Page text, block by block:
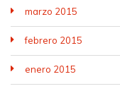
marzo 2015
febrero 2015
enero 2015